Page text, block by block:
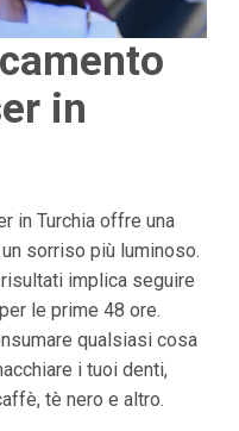
in
in Turchia offre una
sorriso più luminoso.
implica seguire
le prime 48 ore.
qualsiasi cosa
i tuoi denti,
tè nero e altro.